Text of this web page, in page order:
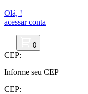
Olá, !
acessar conta
0
CEP:
Informe seu CEP
CEP: